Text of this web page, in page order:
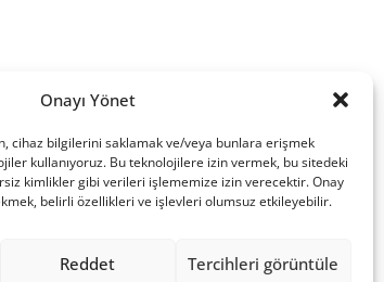
Onayı Yönet
cihaz bilgilerini saklamak ve/veya bunlara erişmek
kullanıyoruz. Bu teknolojilere izin vermek, bu sitedeki
kimlikler gibi verileri işlememize izin verecektir. Onay
belirli özellikleri ve işlevleri olumsuz etkileyebilir.
Reddet Tercihleri görüntüle